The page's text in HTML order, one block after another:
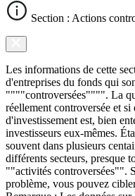
Section : Actions
Les informations de cette
d'entreprises du fonds qui
""""controversées"""". La
réellement controversée et
d'investissement est, bien
investisseurs eux-mêmes.
souvent dans plusieurs
différents secteurs, presque
""activités controversées"".
problème, vous pouvez